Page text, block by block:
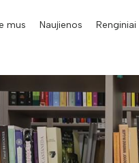
mus Naujienos Renginiai